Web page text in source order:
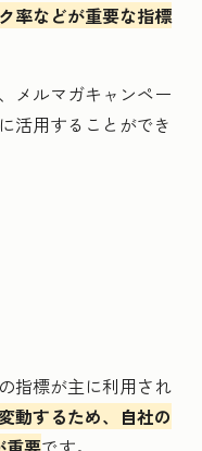
率などが重要な指標
メルマガキャンペー
活用することができ
指標が主に利用され
動するため、自社の